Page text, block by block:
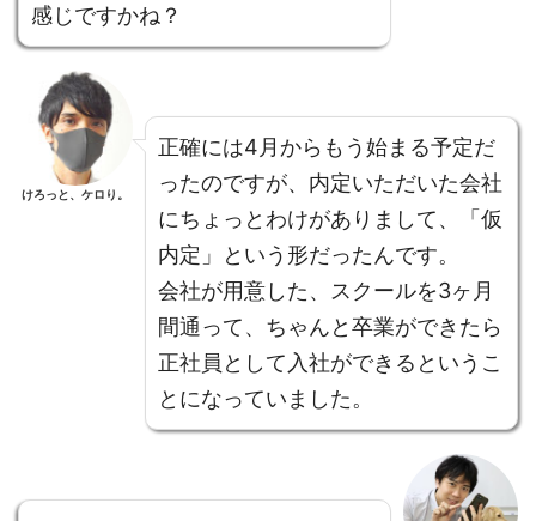
感じですかね？
けろっと、ケロり。
正確には4月からもう始まる予定だ
ったのですが、内定いただいた会社
にちょっとわけがありまして、「仮
内定」という形だったんです。
会社が用意した、スクールを3ヶ月
間通って、ちゃんと卒業ができたら
正社員として入社ができるというこ
とになっていました。